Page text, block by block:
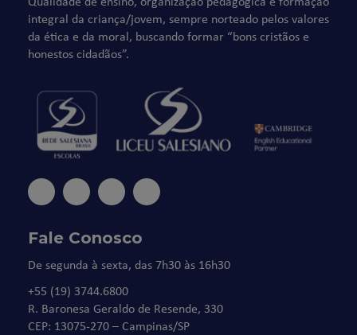
integral da criança/jovem, sempre norteado pelos valores
da ética e da moral, buscando formar “bons cristãos e
honestos cidadãos”.
Fale Conosco
De segunda à sexta, das 7h30 às 16h30
+55 (19) 3744.6800
R. Baronesa Geraldo de Resende, 330
CEP: 13075-270 – Campinas/SP